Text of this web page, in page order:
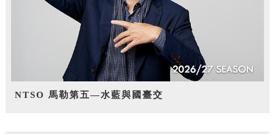
NTSO 馬勒第五—水藍與國臺交